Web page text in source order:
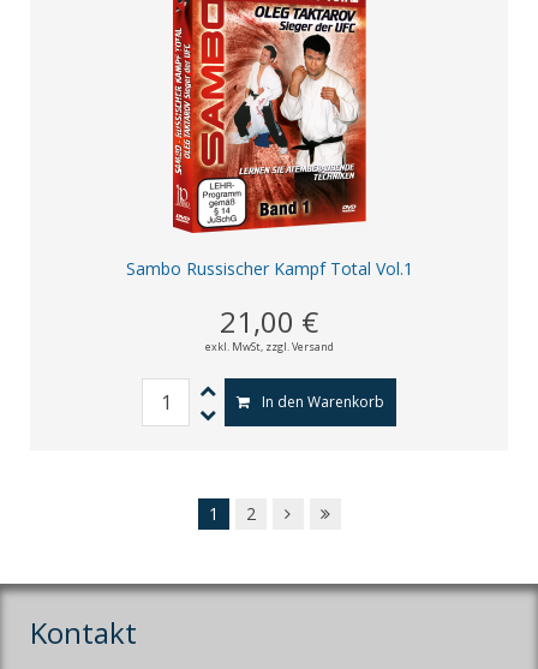
Sambo Russischer Kampf Total Vol.1
21,00 €
exkl. MwSt, zzgl. Versand
In den Warenkorb
1 2
Kontakt